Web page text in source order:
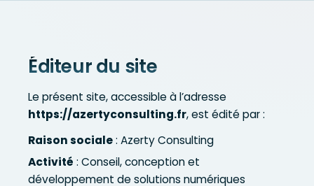
Éditeur du site
Le présent site, accessible à l’adresse
https://azertyconsulting.fr, est édité par :
Raison sociale: Azerty Consulting
Activité : Conseil, conception et
développement de solutions numériques